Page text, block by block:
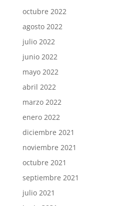
octubre 2022
agosto 2022
julio 2022
junio 2022
mayo 2022
abril 2022
marzo 2022
enero 2022
diciembre 2021
noviembre 2021
octubre 2021
septiembre 2021
julio 2021